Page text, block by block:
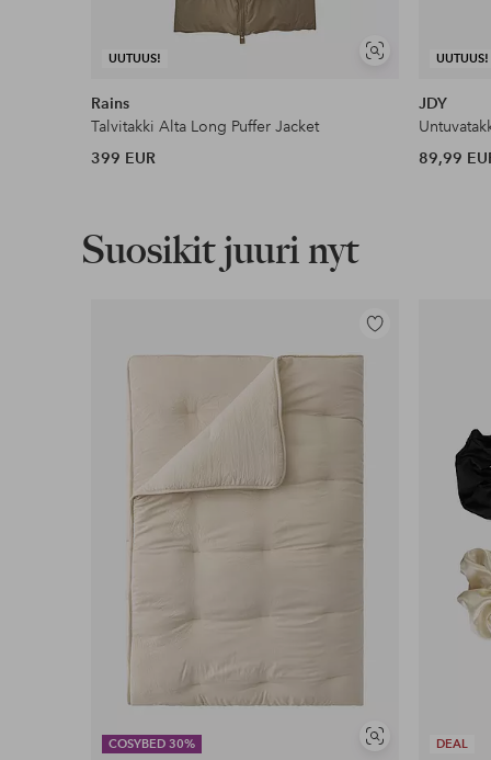
Edullisimmat maksutapamme
Lue lisää
UUTUUS!
Näytä
Rains
Talvitakki Alta Long Puffer Jacket
399 EUR
UUTUUS!
JDY
89,99
Suosikit juuri nyt
COSYBED 30%
Näytä
Lisää
suosikkeihin
DEAL